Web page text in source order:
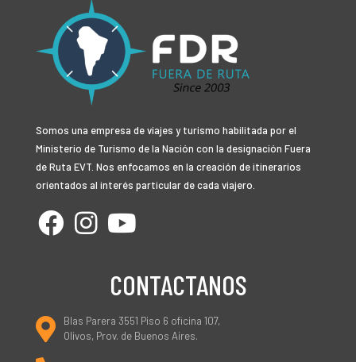
Somos una empresa de viajes y turismo habilitada por el
Ministerio de Turismo de la Nación con la designación Fuera
de Ruta EVT. Nos enfocamos en la creación de itinerarios
orientados al interés particular de cada viajero.
CONTACTANOS
Blas Parera 3551 Piso 6 oficina 107,
Olivos, Prov. de Buenos Aires.